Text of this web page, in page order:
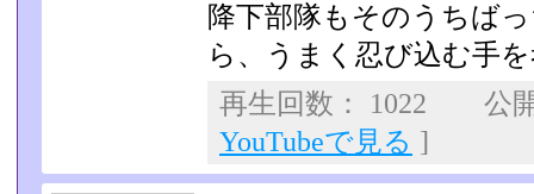
降下部隊もそのうちば
ら、うまく忍び込む手
再生回数： 1022 公
YouTubeで見る ]